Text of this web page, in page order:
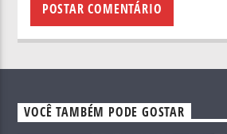
VOCÊ TAMBÉM PODE GOSTAR